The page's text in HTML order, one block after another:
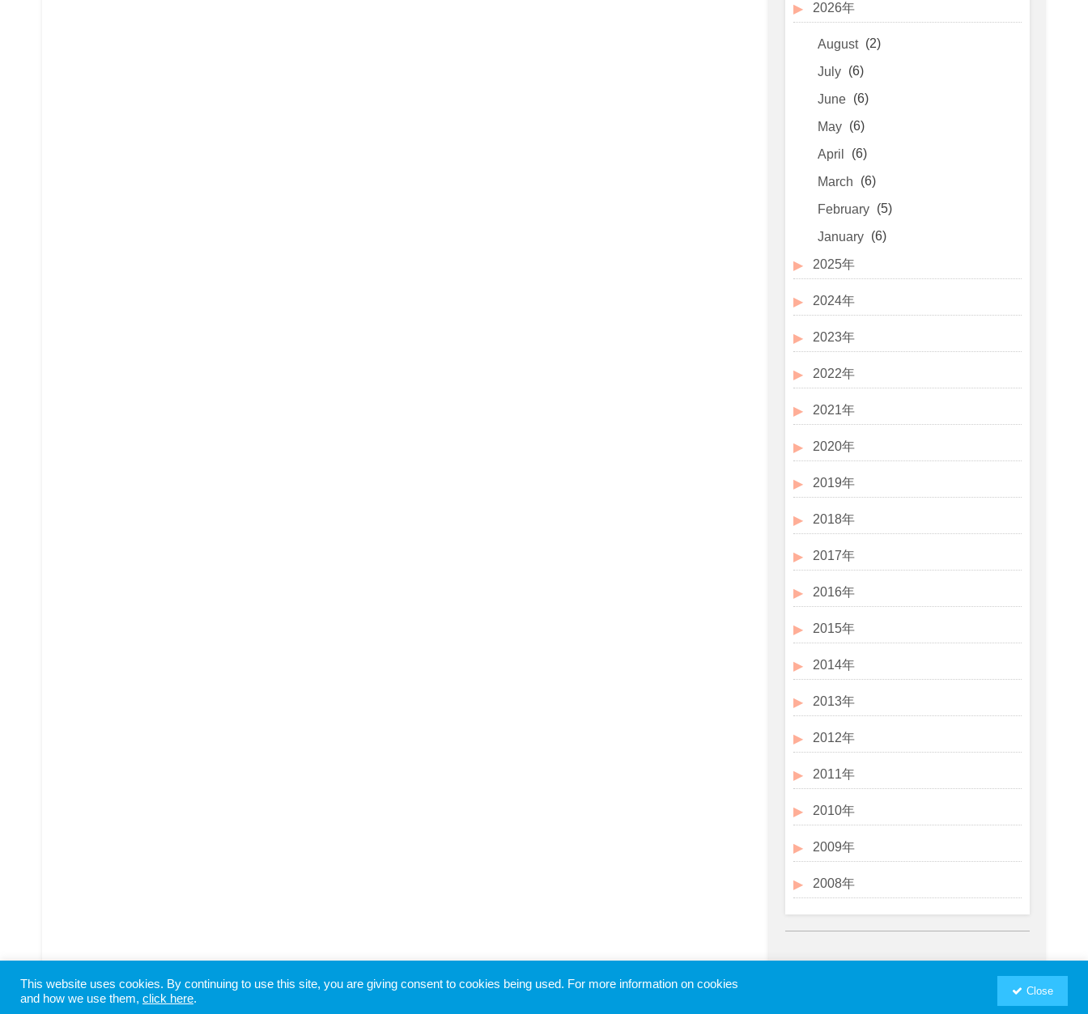
2026年
August (2)
July (6)
June (6)
May (6)
April (6)
March (6)
February (5)
January (6)
2025年
2024年
2023年
2022年
2021年
2020年
2019年
2018年
2017年
2016年
2015年
2014年
2013年
2012年
2011年
2010年
2009年
2008年
Copyright © SHIODOME PARTNERS All Rights Reserved RSM汐留パートナーズWebSite
This website uses cookies. By continuing to use this site, you are giving consent to cookies being used. For more information on cookies
and how we use them, click here.
Close